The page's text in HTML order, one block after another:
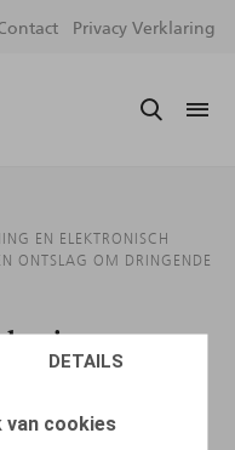
DETAILS
van cookies
Privacy Verklaring
EN ELEKTRONISCH
ONTSLAG OM DRINGENDE
en
zending bij
reden